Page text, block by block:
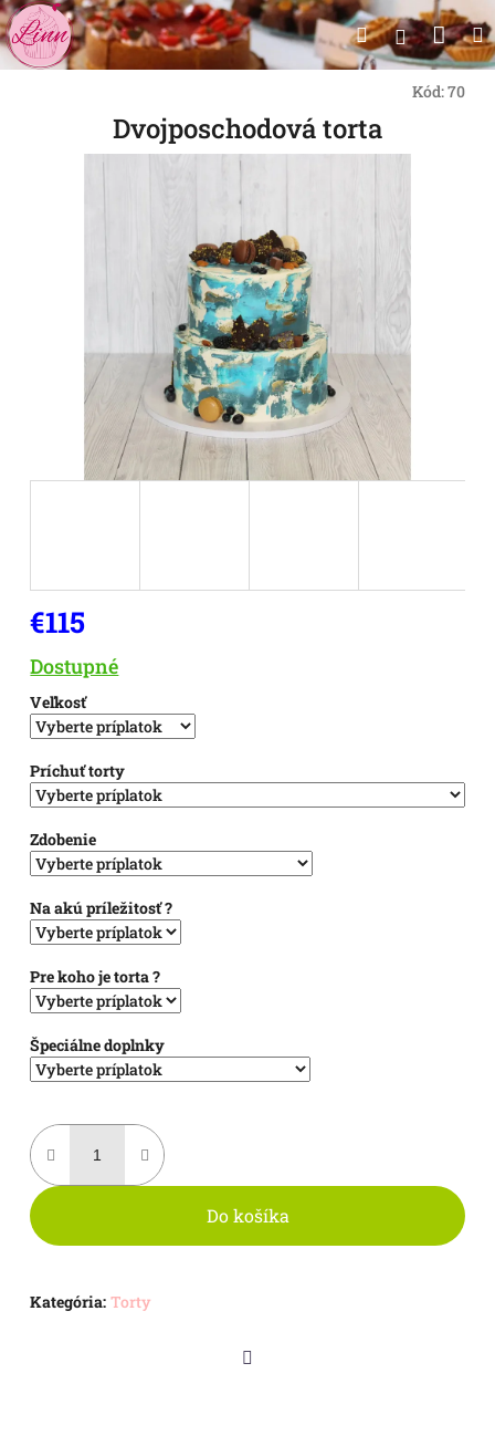
Prejsť
na
obsah
Hľadať
Kód:70
Dvojposchodová torta
€115
Jednotková
cena:
Dostupné
Veľkosť
Príchuť torty
Zdobenie
Na akú príležitosť ?
Pre koho je torta ?
Špeciálne doplnky
Do košíka
Kategória: Torty